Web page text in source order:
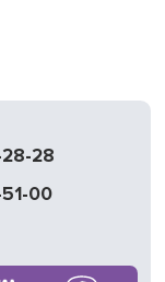
28
00